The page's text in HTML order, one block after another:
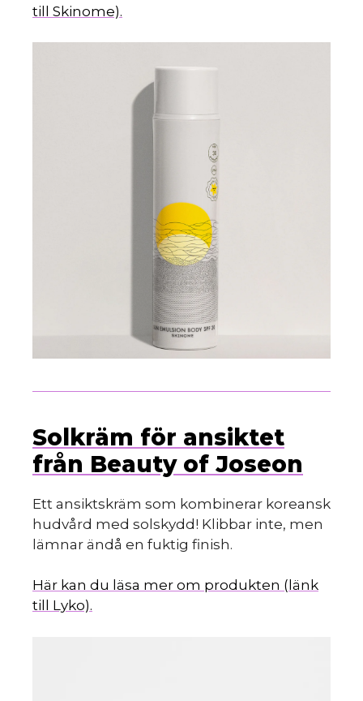
till Skinome).
Solkräm för ansiktet
från Beauty of Joseon
Ett ansiktskräm som kombinerar koreansk
hudvård med solskydd! Klibbar inte, men
lämnar ändå en fuktig finish.
Här kan du läsa mer om produkten (länk
till Lyko).